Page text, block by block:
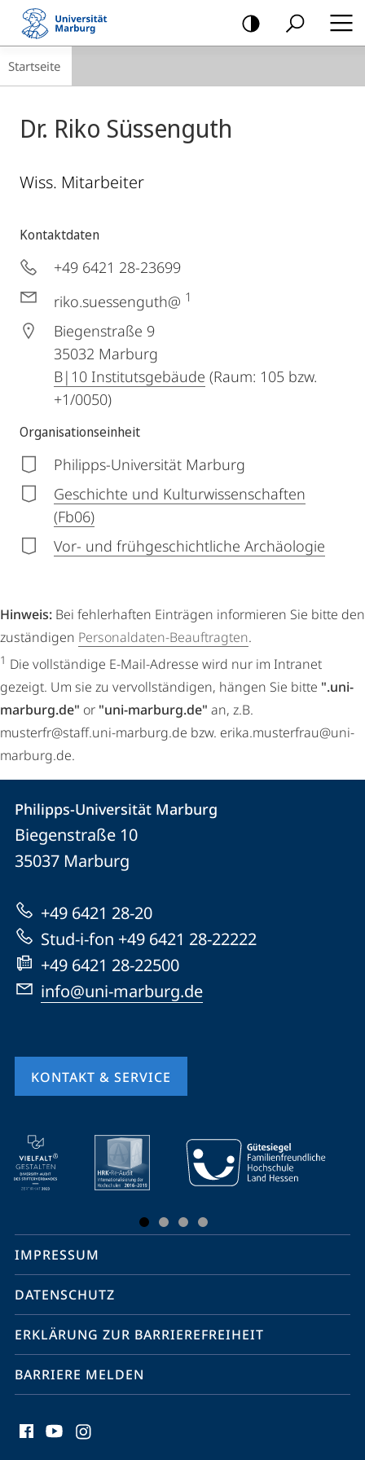
Mobile-
Navigation
Navigation
Startseite
Dr. Riko Süssenguth
Wiss. Mitarbeiter
Kontaktdaten
+49 6421 28-23699
riko.suessenguth@ 1
Biegenstraße 9
35032 Marburg
B|10 Institutsgebäude (Raum: 105 bzw.
+1/0050)
Organisationseinheit
Philipps-Universität Marburg
Geschichte und Kulturwissenschaften
(Fb06)
Vor- und frühgeschichtliche Archäologie
Hinweis: Bei fehlerhaften Einträgen informieren Sie bitte den
zuständigen Personaldaten-Beauftragten.
1 Die vollständige E-Mail-Adresse wird nur im Intranet
gezeigt. Um sie zu vervollständigen, hängen Sie bitte ".uni-
marburg.de" or "uni-marburg.de" an, z.B.
musterfr@staff.uni-marburg.de bzw. erika.musterfrau@uni-
marburg.de.
Kontakt
und
Informationen
zur
Website
Kontaktinformationen
Philipps-
Universität
Philipps-Universität Marburg
Biegenstraße 10
35037 Marburg
+49 6421 28-20
Stud-i-fon +49 6421 28-22222
+49 6421 28-22500
info@uni-marburg.de
KONTAKT & SERVICE
Mobile-
Service-
Navigation
Social
Media
Kontakte
IMPRESSUM
DATENSCHUTZ
ERKLÄRUNG ZUR BARRIEREFREIHEIT
BARRIERE MELDEN